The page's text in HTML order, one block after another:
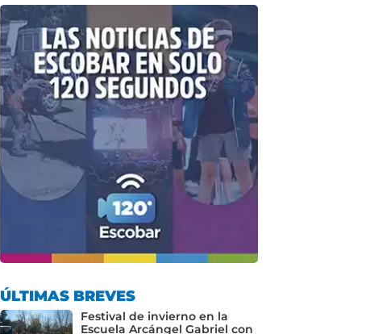
ÚLTIMAS BREVES
Festival de invierno en la
Escuela Arcángel Gabriel con